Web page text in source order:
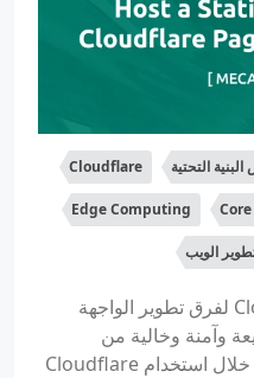
التحتية Cloudflare
Edge Computing
الويب
تتيح استضافة Cloudflare Pages لفرق تطوير الواجهة
وآمنة وخالية من
تعقيدات إدارة السيرفرات. ومن خلال استخدام Cloudflare